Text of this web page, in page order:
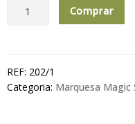
Perfumado
Marquesa
Comprar
REF: 202/1
Categoria: Marquesa Magic